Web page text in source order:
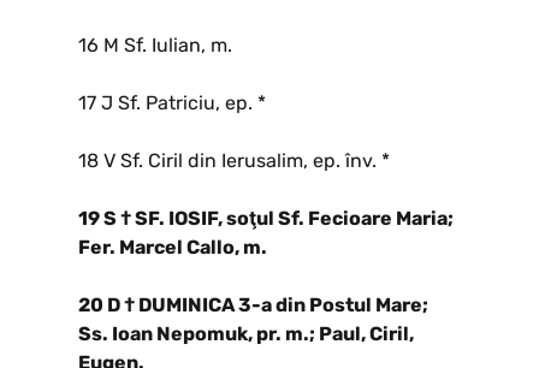
16 M Sf. Iulian, m.
17 J Sf. Patriciu, ep. *
18 V Sf. Ciril din Ierusalim, ep. înv. *
19 S † SF. IOSIF, soţul Sf. Fecioare Maria;
Fer. Marcel Callo, m.
20 D † DUMINICA 3-a din Postul Mare;
Ss. Ioan Nepomuk, pr. m.; Paul, Ciril,
Eugen.